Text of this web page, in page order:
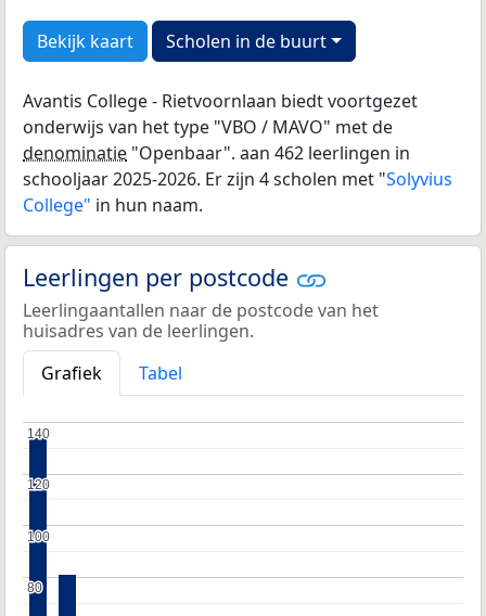
Bekijk kaart Scholen in de buurt
Avantis College - Rietvoornlaan biedt voortgezet
onderwijs van het type "VBO / MAVO" met de
denominatie "Openbaar". aan 462 leerlingen in
schooljaar 2025-2026. Er zijn 4 scholen met "Solyvius
College" in hun naam.
Leerlingen per postcode
Leerlingaantallen naar de postcode van het
huisadres van de leerlingen.
Grafiek
Tabel
80
80
100
100
120
120
140
140